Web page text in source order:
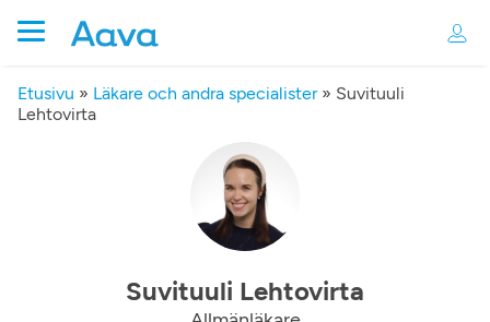
Etusivu » Läkare och andra specialister» Suvituuli
Lehtovirta
Suvituuli Lehtovirta